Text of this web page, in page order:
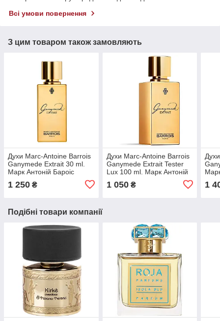
Всі умови повернення
З цим товаром також замовляють
Духи Marc-Antoine Barrois
Ganymede Extrait 30 ml.
Марк Антоній Бароіс
Ганімед Екстрайт 30 мл.
1 250 ₴
Духи Marc-Antoine Barrois
Ganymede Extrait Tester
Lux 100 ml. Марк Антоній
Бароіс Ганімед Екстрейт
Тестер Люкс
1 050₴ 1
Подібні товари компанії